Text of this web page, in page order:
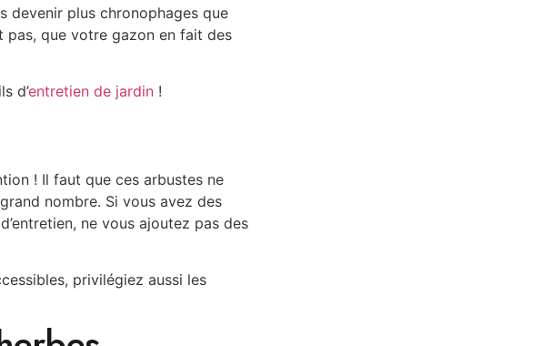
devenir plus chronophages que
pas, que votre gazon en fait des
d’entretien de jardin!
! Il faut que ces arbustes ne
nombre. Si vous avez des
ne vous ajoutez pas des
privilégiez aussi les